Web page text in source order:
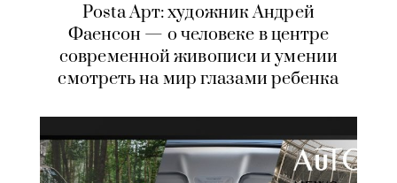
Posta Арт: художник Андрей
Фаенсон — о человеке в центре
современной живописи и умении
смотреть на мир глазами ребенка